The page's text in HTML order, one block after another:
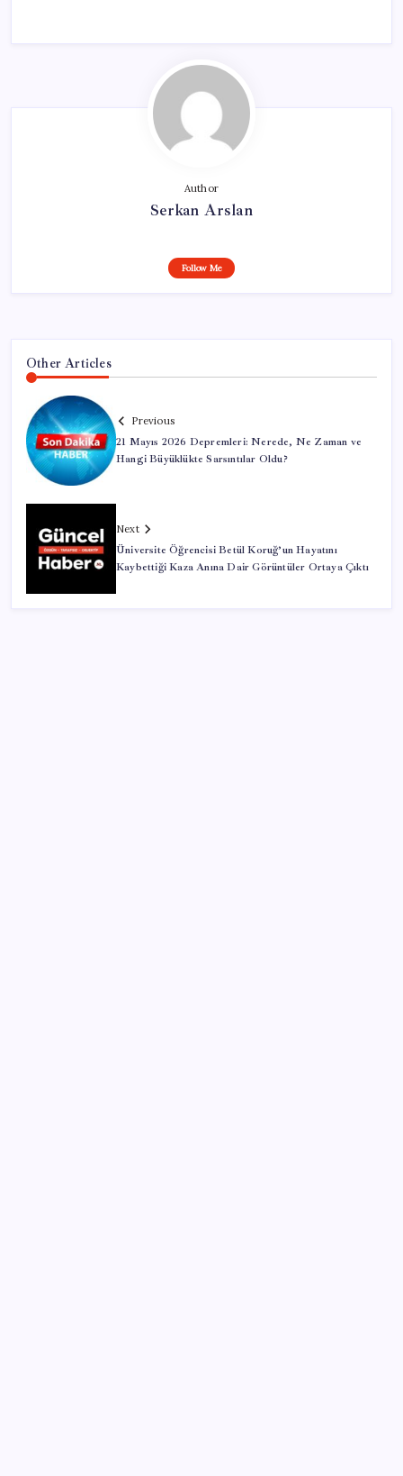
Author
Serkan Arslan
Follow Me
Other Articles
Previous
21 Mayıs 2026 Depremleri: Nerede, Ne Zaman ve
Hangi Büyüklükte Sarsıntılar Oldu?
Next
Üniversite Öğrencisi Betül Koruğ’un Hayatını
Kaybettiği Kaza Anına Dair Görüntüler Ortaya Çıktı